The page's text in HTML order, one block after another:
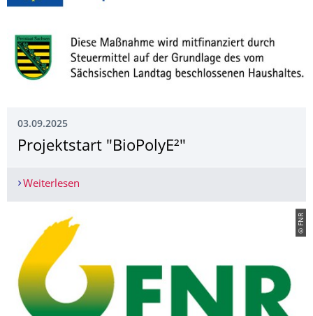
03.09.2025
Projektstart "BioPolyE²"
Weiterlesen
© FNR